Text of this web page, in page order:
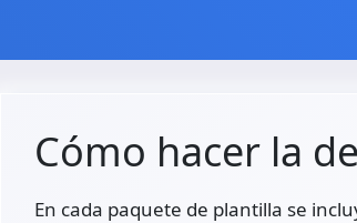
Cómo hacer la
En cada paquete de plantilla se